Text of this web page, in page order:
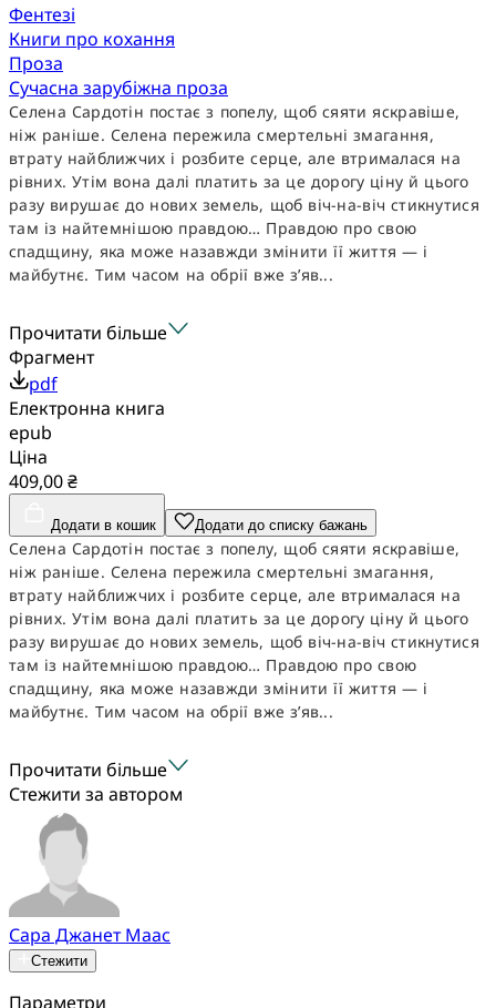
Фентезі
Книги про кохання
Проза
Сучасна зарубіжна проза
Селена Сардотін постає з попелу, щоб сяяти яскравіше,
ніж раніше. Селена пережила смертельні змагання,
втрату найближчих і розбите серце, але втрималася на
рівних. Утім вона далі платить за це дорогу ціну й цього
разу вирушає до нових земель, щоб віч-на-віч стикнутися
там із найтемнішою правдою… Правдою про свою
спадщину, яка може назавжди змінити її життя — і
майбутнє. Тим часом на обрії вже з’яв...
Прочитати більше
Фрагмент
pdf
Електронна книга
epub
Ціна
409,00 ₴
Додати в кошик Додати до списку бажань
Селена Сардотін постає з попелу, щоб сяяти яскравіше,
ніж раніше. Селена пережила смертельні змагання,
втрату найближчих і розбите серце, але втрималася на
рівних. Утім вона далі платить за це дорогу ціну й цього
разу вирушає до нових земель, щоб віч-на-віч стикнутися
там із найтемнішою правдою… Правдою про свою
спадщину, яка може назавжди змінити її життя — і
майбутнє. Тим часом на обрії вже з’яв...
Прочитати більше
Стежити за автором
Сара Джанет Маас
Стежити
Параметри